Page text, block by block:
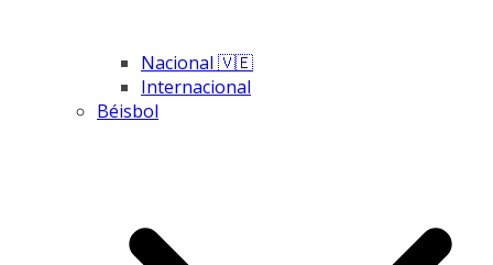
Nacional 🇻🇪
Internacional
Béisbol